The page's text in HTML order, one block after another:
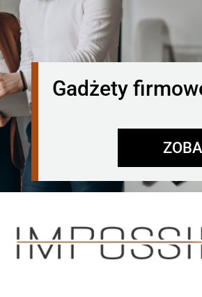
Gadżety